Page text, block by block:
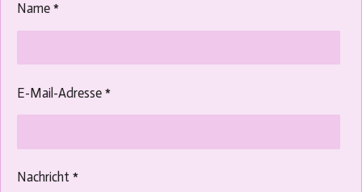
Name *
E-Mail-Adresse *
Nachricht *